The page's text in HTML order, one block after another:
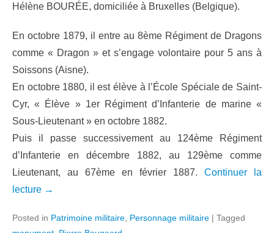
Hélène BOURÉE, domiciliée à Bruxelles (Belgique).
En octobre 1879, il entre au 8ème Régiment de Dragons
comme « Dragon » et s’engage volontaire pour 5 ans à
Soissons (Aisne).
En octobre 1880, il est élève à l’École Spéciale de Saint-
Cyr, « Élève » 1er Régiment d’Infanterie de marine «
Sous-Lieutenant » en octobre 1882.
Puis il passe successivement au 124ème Régiment
d’Infanterie en décembre 1882, au 129ème comme
Lieutenant, au 67ème en février 1887. Continuer la
lecture →
Posted in Patrimoine militaire Personnage militaire | Tagged